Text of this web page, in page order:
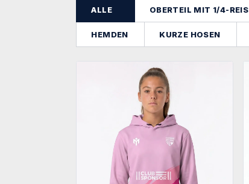
ALLE OBERTEIL MIT 1/4-
HEMDEN KURZE HOSEN